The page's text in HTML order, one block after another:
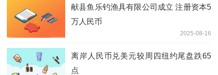
献县鱼乐钓渔具有限公司成立 注册资本5
万人民币
2025-08-16
离岸人民币兑美元较周四纽约尾盘跌65
点